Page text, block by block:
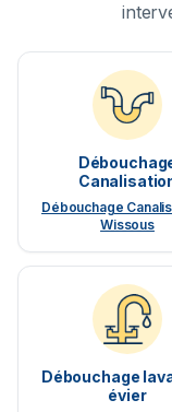
Débouchage
Wissous
Débouchage
évier